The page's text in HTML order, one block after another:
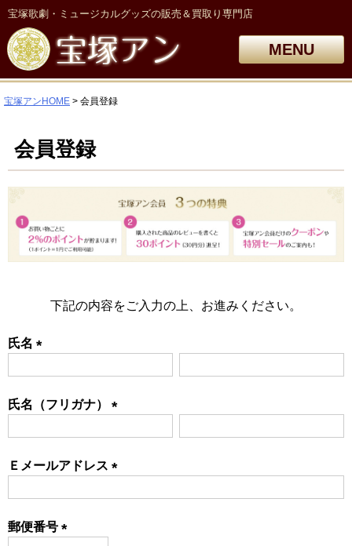
宝塚歌劇・ミュージカルグッズの販売＆買取り専門店
MENU
宝塚アンHOME 会員登録
会員登録
下記の内容をご入力の上、お進みください。
氏名
氏名（フリガナ）
Ｅメールアドレス
郵便番号